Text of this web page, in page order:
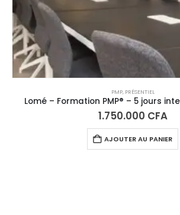
PMP, PRÉSENTIEL
Lomé – Formation PMP® – 5 jours
1.750.000 CFA
AJOUTER AU PANIER